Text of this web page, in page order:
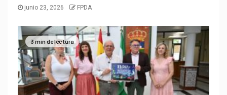
junio 23, 2026 FPDA
3 min de lectura